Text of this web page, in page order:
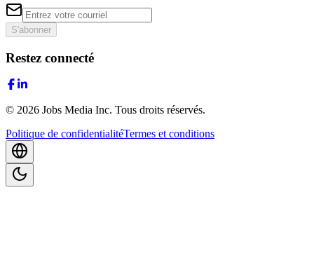
S'abonner
Restez connecté
© 2026 Jobs Media Inc. Tous droits réservés.
Politique de confidentialitéTermes et conditions